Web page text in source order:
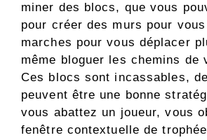
miner des blocs, que vous
pour créer des murs pour
marches pour vous déplacer
même bloguer les chemins de
Ces blocs sont incassables,
peuvent être une bonne
vous abattez un joueur, vous
fenêtre contextuelle de